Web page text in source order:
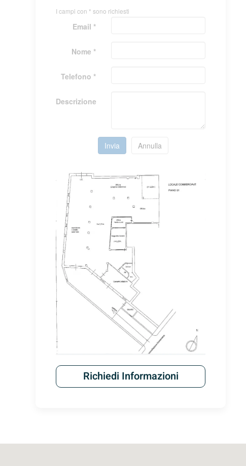
I campi con * sono richiesti
Email *
Nome *
Telefono *
Descrizione
Invia Annulla
Mostra
Richiedi Informazioni